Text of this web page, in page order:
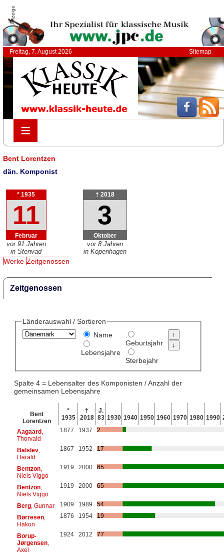
Anzeige
Freitag, 7. August 2026 Sitemap
≡
≡
Bent Lorentzen
dän. Komponist
* 1935
11
Februar
vor 91 Jahren
in Stenvad
† 2018
3
Oktober
vor 8 Jahren
in Kopenhagen
Werke Zeitgenossen
Zeitgenossen
Länderauswahl / Sortieren
Name
Lebensjahre
Geburtsjahr
Sterbejahr
Spalte 4 = Lebensalter des Komponisten / Anzahl der
gemeinsamen Lebensjahre
Bent
Lorentzen
*
1935
†
2018
J.
83 1930 1940 1950 1960 1970 1980 1990
Aagaard,
Thorvald
1877 1937 2
Balslev,
Harald
1867 1952 17
Bentzon,
Niels Viggo
1919 2000 65
Bentzon,
Niels Viggo
1919 2000 65
Berg, Gunnar 1909 1989
54
Børresen,
Hakon
1876 1954 19
Borup-
Jørgensen,
Axel
1924 2012 77